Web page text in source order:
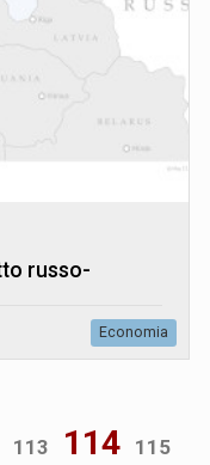
russo-
Economia
113 114
115